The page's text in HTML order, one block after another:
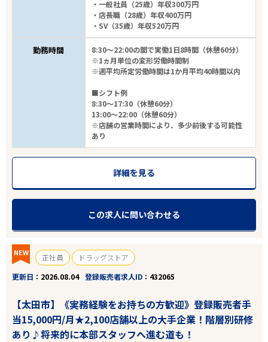
・一般社員（25歳）年収300万円
・店長職（28歳）年収400万円
・SV（35歳）年収520万円
勤務時間
8:30～22:00の間で実働1日8時間（休憩60分）
※1ヵ月単位の変形労働時間制
※週平均所定労働時間は1か月平均40時間以内
■シフト例
8:30～17:30（休憩60分）
13:00～22:00（休憩60分）
※店舗の営業時間により、多少前後する可能性
あり
詳細を見る
この求人に問い合わせる
NEW 正社員
ドラッグストア
更新日
2026.08.04 登録販売者求人ID 432065
【太田市】《実務経験をお持ちの方歓迎》登録販売者手
当15,000円/月★2,100店舗以上の大手企業！階層別研修
あり♪将来的に本部スタッフへ進む道も！